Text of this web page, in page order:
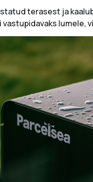
terasest ja
lumele,